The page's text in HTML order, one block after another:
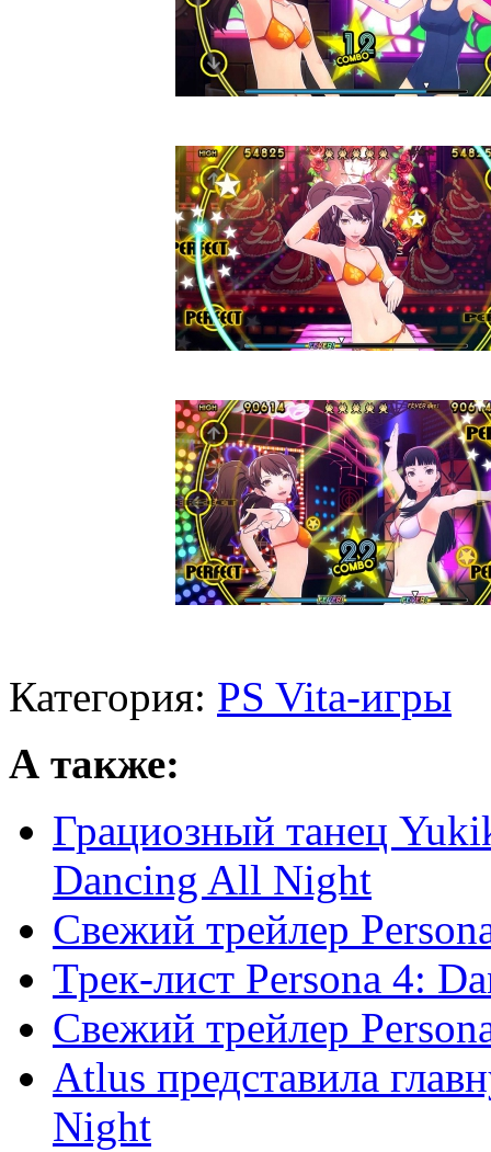
Категория: PS Vita-игры
А также:
Грациозный танец
Dancing All Night
Свежий трейлер
Трек-лист Persona 4:
Свежий трейлер
Atlus представила
Night